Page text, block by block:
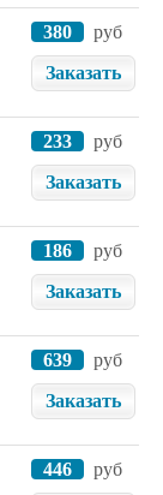
380
руб
Заказать
233
руб
Заказать
186
руб
Заказать
639
руб
Заказать
446
руб